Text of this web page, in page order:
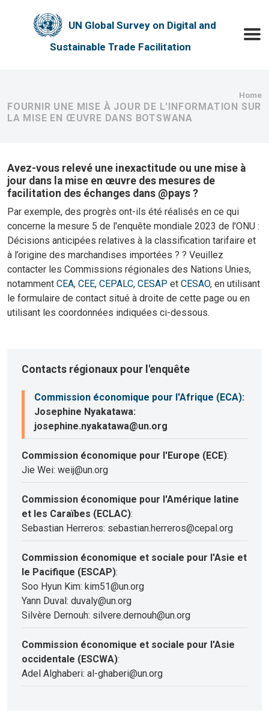
UN Global Survey on Digital and
Sustainable Trade Facilitation
Home
FOURNIR UNE MISE À JOUR DE L'INFORMATION SUR
LA MISE EN ŒUVRE DANS BOTSWANA
Avez-vous relevé une inexactitude ou une mise à
jour dans la mise en œuvre des mesures de
facilitation des échanges dans @pays ?
Par exemple, des progrès ont-ils été réalisés en ce qui
concerne la mesure 5 de l'enquête mondiale 2023 de l'ONU :
Décisions anticipées relatives à la classification tarifaire et
à l’origine des marchandises importées ? ? Veuillez
contacter les Commissions régionales des Nations Unies,
notamment CEA, CEE, CEPALC, CESAP et CESAO, en utilisant
le formulaire de contact situé à droite de cette page ou en
utilisant les coordonnées indiquées ci-dessous.
Contacts régionaux pour l'enquête
Commission économique pour l'Afrique (ECA):
Josephine Nyakatawa:
josephine.nyakatawa@un.org
Commission économique pour l'Europe (ECE):
Jie Wei: weij@un.org
Commission économique pour l'Amérique latine
et les Caraïbes (ECLAC):
Sebastian Herreros: sebastian.herreros@cepal.org
Commission économique et sociale pour l'Asie et
le Pacifique (ESCAP):
Soo Hyun Kim: kim51@un.org
Yann Duval: duvaly@un.org
Silvère Dernouh: silvere.dernouh@un.org
Commission économique et sociale pour l'Asie
occidentale (ESCWA):
Adel Alghaberi: al-ghaberi@un.org